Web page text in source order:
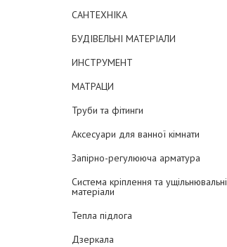
САНТЕХНІКА
БУДІВЕЛЬНІ МАТЕРІАЛИ
ИНСТРУМЕНТ
МАТРАЦИ
Труби та фітинги
Аксесуари для ванної кімнати
Запірно-регулююча арматура
Система кріплення та ущільнювальні
матеріали
Тепла підлога
Дзеркала